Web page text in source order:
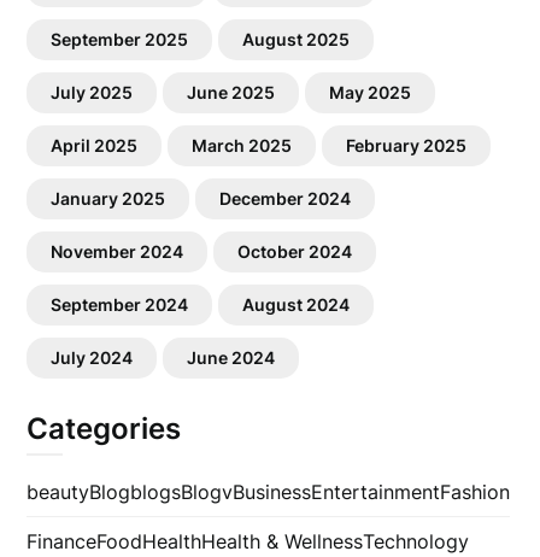
September 2025 August 2025
July 2025 June 2025 May 2025
April 2025 March 2025 February 2025
January 2025 December 2024
November 2024 October 2024
September 2024 August 2024
July 2024 June 2024
Categories
beautyBlogblogsBlogvBusinessEntertainmentFashion
FinanceFoodHealthHealth & WellnessTechnology